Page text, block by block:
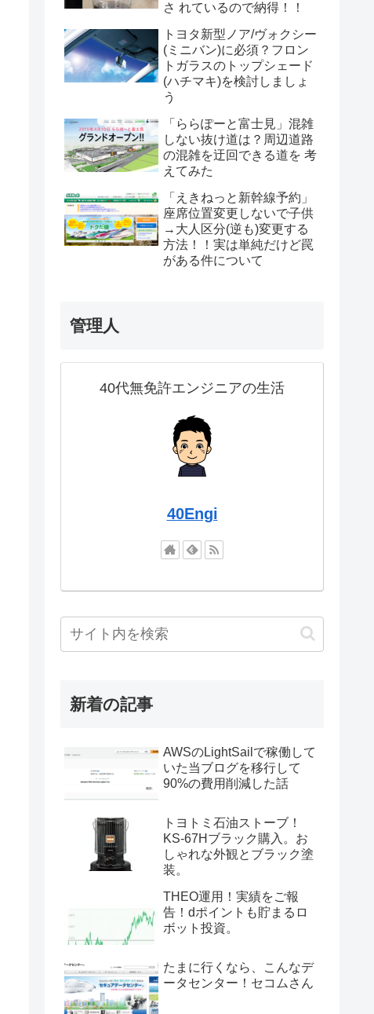
さ れているので納得！！
トヨタ新型ノア/ヴォクシー
(ミニバン)に必須？フロン
トガラスのトップシェード
(ハチマキ)を検討しましょ
う
「ららぽーと富士見」混雑
しない抜け道は？周辺道路
の混雑を迂回できる道を 考
えてみた
「えきねっと新幹線予約」
座席位置変更しないで子供
→大人区分(逆も)変更する
方法！！実は単純だけど罠
がある件について
管理人
40代無免許エンジニアの生活
40Engi
新着の記事
AWSのLightSailで稼働して
いた当ブログを移行して
90%の費用削減した話
トヨトミ石油ストーブ！
KS-67Hブラック購入。お
しゃれな外観とブラック塗
装。
THEO運用！実績をご報
告！dポイントも貯まるロ
ボット投資。
たまに行くなら、こんなデ
ータセンター！セコムさん